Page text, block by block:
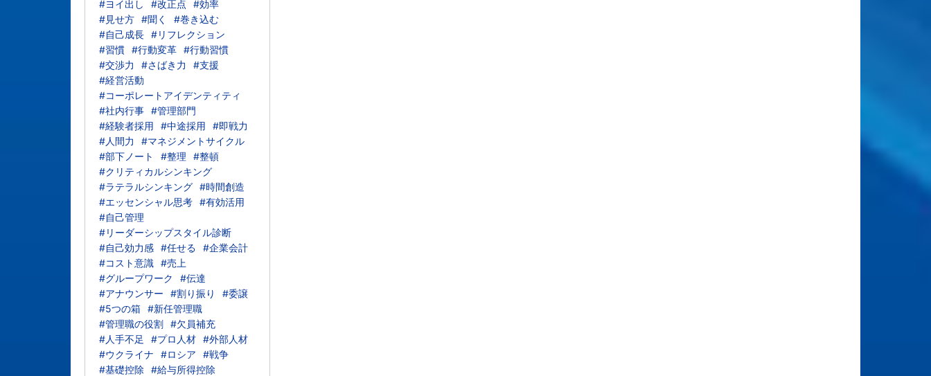
#ヨイ出し
#改正点
#効率
#見せ方 #聞く
#巻き込む
#自己成長 #リフレクション
#習慣 #行動変革 #行動習慣
#交渉力
#さばき力
#支援
#経営活動
#コーポレートアイデンティティ
#社内行事 #管理部門
#経験者採用
#中途採用
#即戦力
#人間力
#マネジメントサイクル
#部下ノート
#整理
#整頓
#クリティカルシンキング
#ラテラルシンキング #時間創造
#エッセンシャル思考 #有効活用
#自己管理
#リーダーシップスタイル診断
#自己効力感 #任せる
#企業会計
#コスト意識 #売上
#グループワーク
#伝達
#アナウンサー
#割り振り
#委譲
#5つの箱 #新任管理職
#管理職の役割 #欠員補充
#人手不足
#プロ人材 #外部人材
#ウクライナ
#ロシア
#戦争
#基礎控除
#給与所得控除